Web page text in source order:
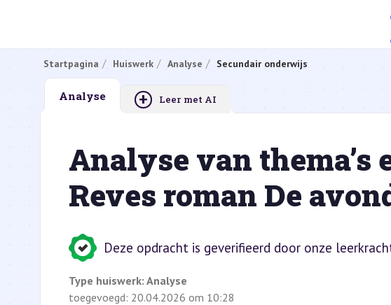
Startpagina Huiswerk Analyse Secundair onderwijs
Analyse + Leer met AI
Analyse van thema’s
Reves roman De
Deze opdracht is geverifieerd door onze
Type huiswerk: Analyse
toegevoegd: 20.04.2026 om 10:28